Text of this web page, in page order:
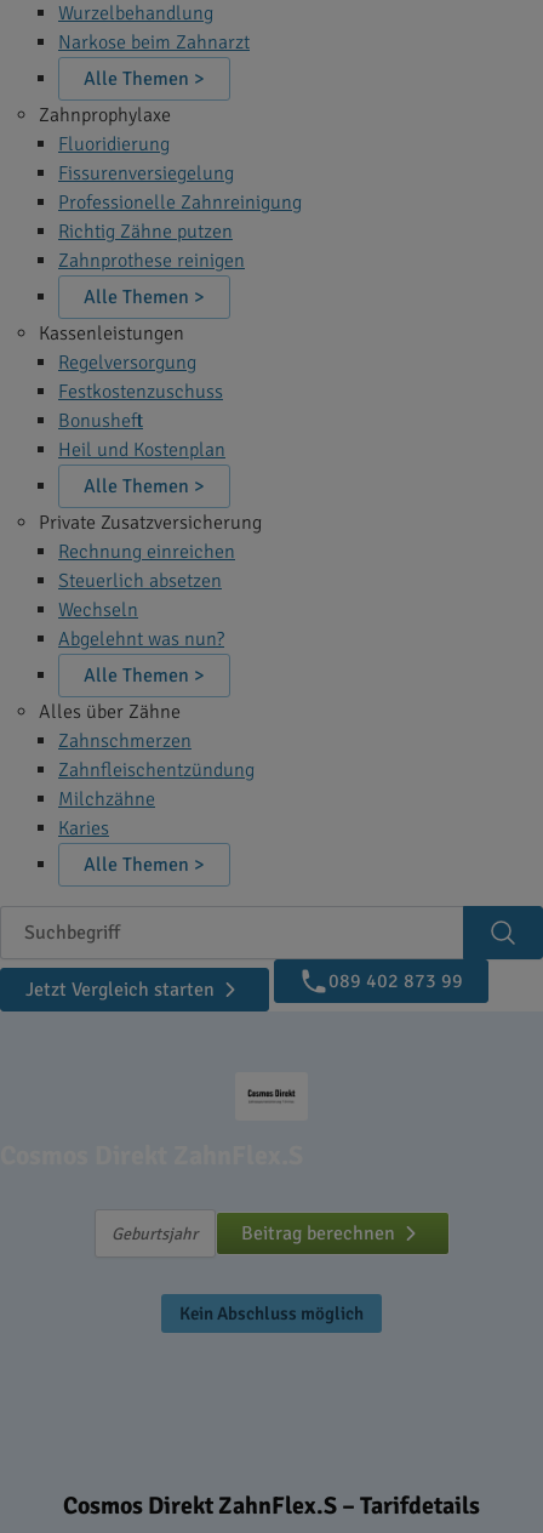
Wurzelbehandlung
Narkose beim Zahnarzt
Alle Themen >
Zahnprophylaxe
Fluoridierung
Fissurenversiegelung
Professionelle Zahnreinigung
Richtig Zähne putzen
Zahnprothese reinigen
Alle Themen >
Kassenleistungen
Regelversorgung
Festkostenzuschuss
Bonusheft
Heil und Kostenplan
Alle Themen >
Private Zusatzversicherung
Rechnung einreichen
Steuerlich absetzen
Wechseln
Abgelehnt was nun?
Alle Themen >
Alles über Zähne
Zahnschmerzen
Zahnfleischentzündung
Milchzähne
Karies
Alle Themen >
Suchbegriff
Jetzt Vergleich starten
089 402 873 99
Beitrag berechnen
Kein Abschluss möglich
Cosmos Direkt ZahnFlex.S – Tarifdetails